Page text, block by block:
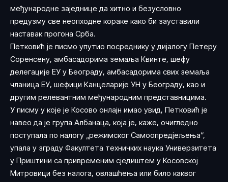
међународне заједнице да хитно и безусловно
предузму све неопходне кораке како би зауставили
наставак прогона Срба.
Петковић је писмо упутио посреднику у дијалогу Петеру
Соренсену, амбасадорима земаља Квинте, шефу
делегације ЕУ у Београду, амбасадорима свих земаља
чланица ЕУ, шефици Канцеларије УН у Београду, као и
другим релевантним међународним представницима.
У писму у које је Косово онлајн имао увид, Петковић је
навео да је група Албанаца, која је, каже, очигледно
поступала по налогу „режимског Самоопредјељења“,
упала у зграду Факултета техничких наука Универзитета
у Приштини са привременим сједиштем у Косовској
Митровици без налога, овлашћења или било каквог